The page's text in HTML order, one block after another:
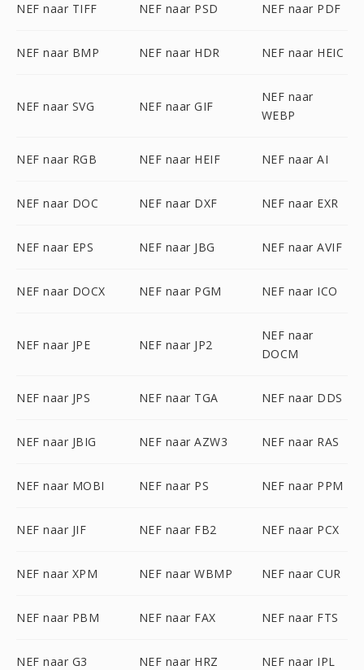
NEF naar TIFF NEF naar PSD NEF naar PDF
NEF naar BMP NEF naar HDR NEF naar HEIC
NEF naar SVG NEF naar GIF
NEF naar
WEBP
NEF naar RGB NEF naar HEIF NEF naar AI
NEF naar DOC NEF naar DXF NEF naar EXR
NEF naar EPS NEF naar JBG NEF naar AVIF
NEF naar DOCX NEF naar PGM NEF naar ICO
NEF naar JPE NEF naar JP2
NEF naar
DOCM
NEF naar JPS NEF naar TGA NEF naar DDS
NEF naar JBIG NEF naar AZW3 NEF naar RAS
NEF naar MOBI NEF naar PS NEF naar PPM
NEF naar JIF NEF naar FB2 NEF naar PCX
NEF naar XPM NEF naar WBMP NEF naar CUR
NEF naar PBM NEF naar FAX NEF naar FTS
NEF naar G3 NEF naar HRZ NEF naar IPL